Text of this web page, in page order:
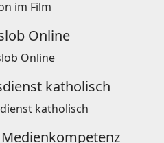
im Film
Online
katholisch